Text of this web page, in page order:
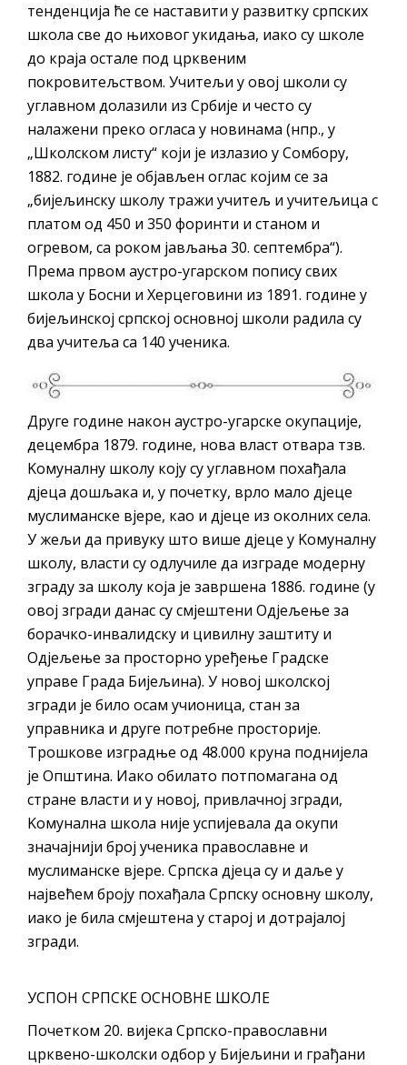
тенденција ће се наставити у развитку српских
школа све до њиховог укидања, иако су школе
до краја остале под црквеним
покровитељством. Учитељи у овој школи су
углавном долазили из Србије и често су
налажени преко огласа у новинама (нпр., у
„Школском листу“ који је излазио у Сомбору,
1882. године је објављен оглас којим се за
„бијељинску школу тражи учитељ и учитељица с
платом од 450 и 350 форинти и станом и
огревом, са роком јављања 30. септембра“).
Према првом аустро-угарском попису свих
школа у Босни и Херцеговини из 1891. године у
бијељинској српској основној школи радила су
два учитеља са 140 ученика.
Друге године након аустро-угарске окупације,
децембра 1879. године, нова власт отвара тзв.
Kомуналну школу коју су углавном похађала
дјеца дошљака и, у почетку, врло мало дјеце
муслиманске вјере, као и дјеце из околних села.
У жељи да привуку што више дјеце у Kомуналну
школу, власти су одлучиле да изграде модерну
зграду за школу која је завршена 1886. године (у
овој згради данас су смјештени Одјељење за
борачко-инвалидску и цивилну заштиту и
Одјељење за просторно уређење Градске
управе Града Бијељина). У новој школској
згради је било осам учионица, стан за
управника и друге потребне просторије.
Трошкове изградње од 48.000 круна поднијела
је Општина. Иако обилато потпомагана од
стране власти и у новој, привлачној згради,
Kомунална школа није успијевала да окупи
значајнији број ученика православне и
муслиманске вјере. Српска дјеца су и даље у
највећем броју похађала Српску основну школу,
иако је била смјештена у старој и дотрајалој
згради.
УСПОН СРПСКЕ ОСНОВНЕ ШКОЛЕ
Почетком 20. вијека Српско-православни
црквено-школски одбор у Бијељини и грађани